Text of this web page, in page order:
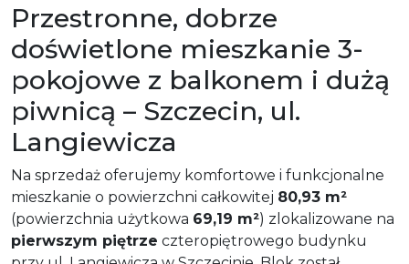
Przestronne, dobrze
doświetlone mieszkanie 3-
pokojowe z balkonem i dużą
piwnicą – Szczecin, ul.
Langiewicza
Na sprzedaż oferujemy komfortowe i funkcjonalne
mieszkanie o powierzchni całkowitej 80,93 m²
(powierzchnia użytkowa 69,19 m²) zlokalizowane na
pierwszym piętrze czteropiętrowego budynku